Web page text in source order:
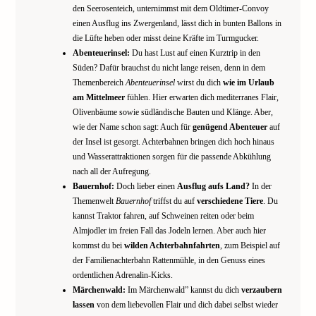
den Seerosenteich, unternimmst mit dem Oldtimer-Convoy
einen Ausflug ins Zwergenland, lässt dich in bunten Ballons in
die Lüfte heben oder misst deine Kräfte im Turmgucker.
Abenteuerinsel: Du hast Lust auf einen Kurztrip in den
Süden? Dafür brauchst du nicht lange reisen, denn in dem
ThemenbereichAbenteuerinsel wirst du dich wie im Urlaub
am Mittelmeer fühlen. Hier erwarten dich mediterranes Flair,
Olivenbäume sowie südländische Bauten und Klänge. Aber,
wie der Name schon sagt: Auch für genügend Abenteuer auf
der Insel ist gesorgt. Achterbahnen bringen dich hoch hinaus
und Wasserattraktionen sorgen für die passende Abkühlung
nach all der Aufregung.
Bauernhof: Doch lieber einen Ausflug aufs Land? In der
ThemenweltBauernhoftriffst du auf verschiedene Tiere. Du
kannst Traktor fahren, auf Schweinen reiten oder beim
Almjodler im freien Fall das Jodeln lernen. Aber auch hier
kommst du bei wilden Achterbahnfahrten, zum Beispiel auf
der Familienachterbahn Rattenmühle, in den Genuss eines
ordentlichen Adrenalin-Kicks.
Märchenwald: Im Märchenwald” kannst du dich verzaubern
lassen von dem liebevollen Flair und dich dabei selbst wieder